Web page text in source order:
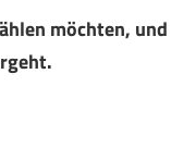
möchten, und